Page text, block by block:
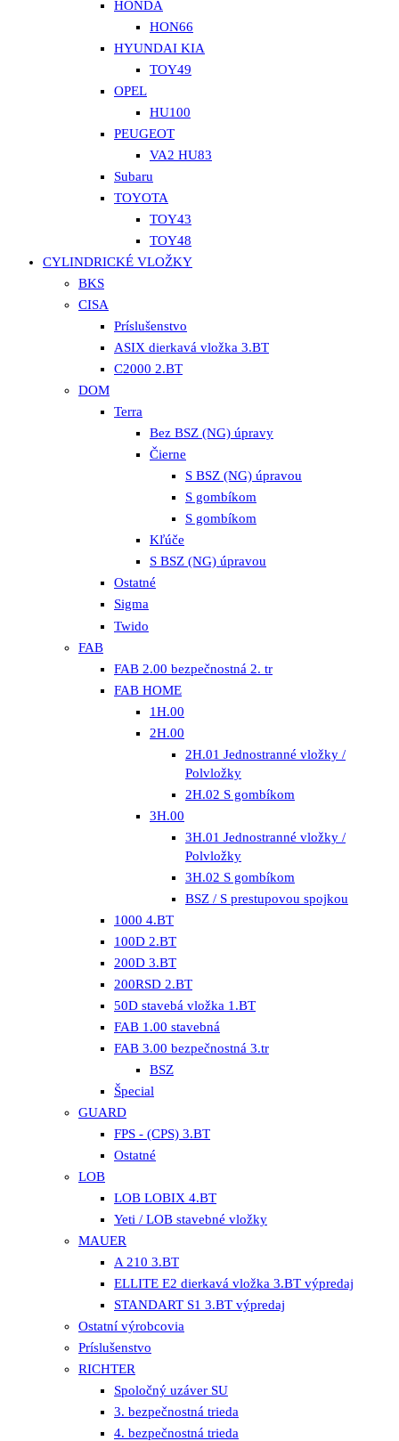
HONDA
HON66
HYUNDAI KIA
TOY49
OPEL
HU100
PEUGEOT
VA2 HU83
Subaru
TOYOTA
TOY43
TOY48
CYLINDRICKÉ VLOŽKY
BKS
CISA
Príslušenstvo
ASIX dierkavá vložka 3.BT
C2000 2.BT
DOM
Terra
Bez BSZ (NG) úpravy
Čierne
S BSZ (NG) úpravou
S gombíkom
S gombíkom
Kľúče
S BSZ (NG) úpravou
Ostatné
Sigma
Twido
FAB
FAB 2.00 bezpečnostná 2. tr
FAB HOME
1H.00
2H.00
2H.01 Jednostranné vložky /
Polvložky
2H.02 S gombíkom
3H.00
3H.01 Jednostranné vložky /
Polvložky
3H.02 S gombíkom
BSZ / S prestupovou spojkou
1000 4.BT
100D 2.BT
200D 3.BT
200RSD 2.BT
50D stavebá vložka 1.BT
FAB 1.00 stavebná
FAB 3.00 bezpečnostná 3.tr
BSZ
Špecial
GUARD
FPS - (CPS) 3.BT
Ostatné
LOB
LOB LOBIX 4.BT
Yeti / LOB stavebné vložky
MAUER
A 210 3.BT
ELLITE E2 dierkavá vložka 3.BT výpredaj
STANDART S1 3.BT výpredaj
Ostatní výrobcovia
Príslušenstvo
RICHTER
Spoločný uzáver SU
3. bezpečnostná trieda
4. bezpečnostná trieda